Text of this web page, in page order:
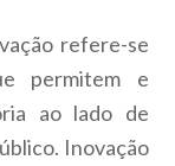
refere-se
permitem e
ao lado de
Inovação